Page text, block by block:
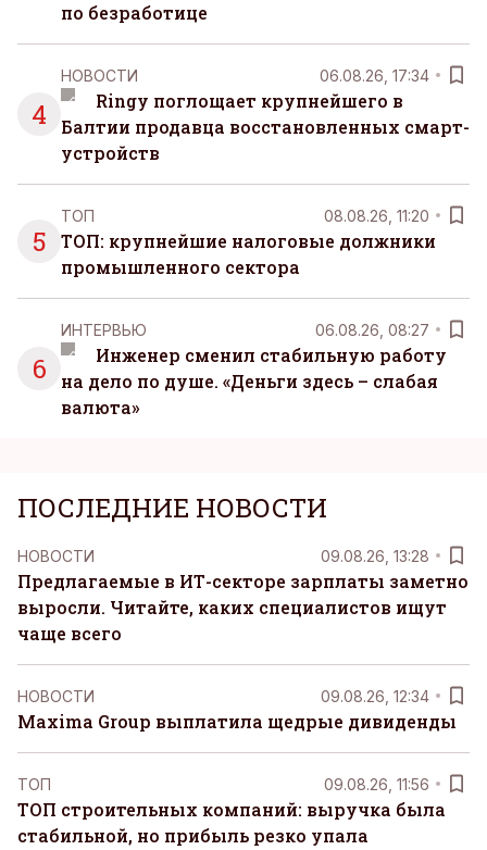
по безработице
4
НОВОСТИ 06.08.26, 17:34
Ringy поглощает крупнейшего в
Балтии продавца восстановленных смарт-
устройств
5
ТОП 08.08.26, 11:20
ТОП: крупнейшие налоговые должники
промышленного сектора
6
ИНТЕРВЬЮ 06.08.26, 08:27
Инженер сменил стабильную работу
на дело по душе. «Деньги здесь – слабая
валюта»
ПОСЛЕДНИЕ НОВОСТИ
НОВОСТИ 09.08.26, 13:28
Предлагаемые в ИТ-секторе зарплаты заметно
выросли. Читайте, каких специалистов ищут
чаще всего
НОВОСТИ 09.08.26, 12:34
Maxima Group выплатила щедрые дивиденды
ТОП 09.08.26, 11:56
ТОП строительных компаний: выручка была
стабильной, но прибыль резко упала